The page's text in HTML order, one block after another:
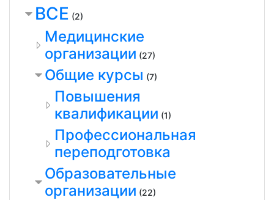
ВСЕ (2)
Медицинские
организации (27)
Общие курсы (7)
Повышения
квалификации (1)
Профессиональная
переподготовка
Образовательные
организации (22)